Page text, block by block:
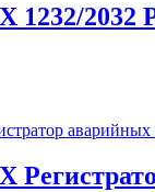
1232/2032